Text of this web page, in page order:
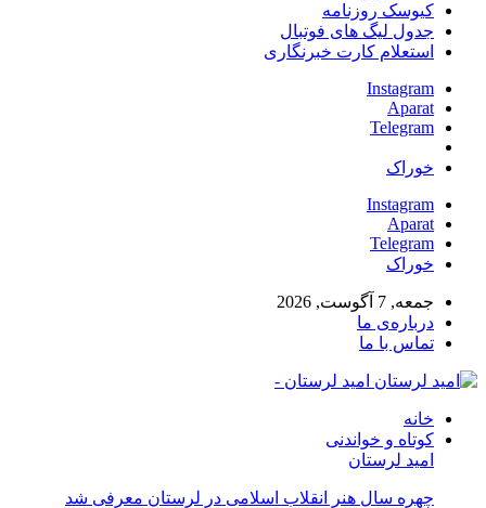
کیوسک روزنامه
جدول لیگ های فوتبال
استعلام کارت خبرنگاری
Instagram
Aparat
Telegram
خوراک
Instagram
Aparat
Telegram
خوراک
جمعه, 7 آگوست, 2026
درباره‌ی ما
تماس با ما
امید لرستان -
خانه
کوتاه و خواندنی
امید لرستان
چهره سال هنر انقلاب اسلامی در لرستان معرفی شد